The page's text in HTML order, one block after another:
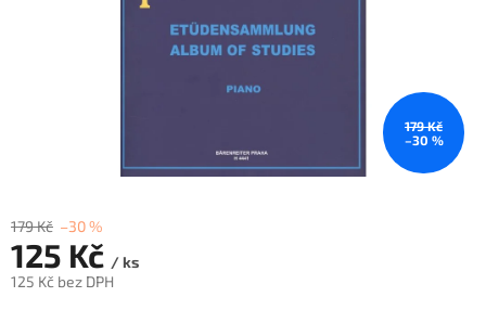
179 Kč
–30 %
179 Kč –30 %
125 Kč / ks
125 Kč bez DPH